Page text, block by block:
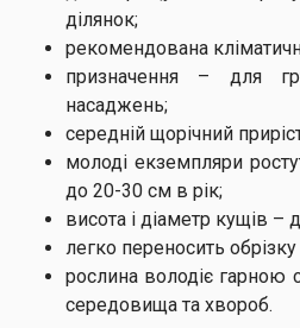
ділянок;
рекомендована
призначення – для
насаджень;
середній щорічний
молоді екземпляри
до 20-30 см в рік;
висота і діаметр кущів –
легко переносить
рослина володіє гарною
середовища та хвороб.